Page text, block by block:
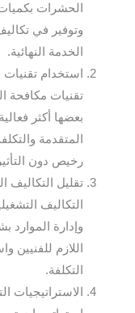
الحشرات
وتوفير في
الخدمة النهائية.
استخدام
تقنيات مكافحة
بعضها أكثر
المتقدمة
رخيص دون
تقليل التكاليف
التكاليف
وإدارة
اللازم
التكلفة.